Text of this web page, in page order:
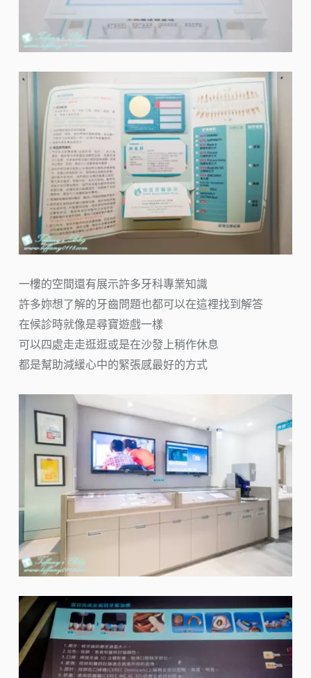
一樓的空間還有展示許多牙科專業知識
許多妳想了解的牙齒問題也都可以在這裡找到解答
在候診時就像是尋寶遊戲一樣
可以四處走走逛逛或是在沙發上稍作休息
都是幫助減緩心中的緊張感最好的方式